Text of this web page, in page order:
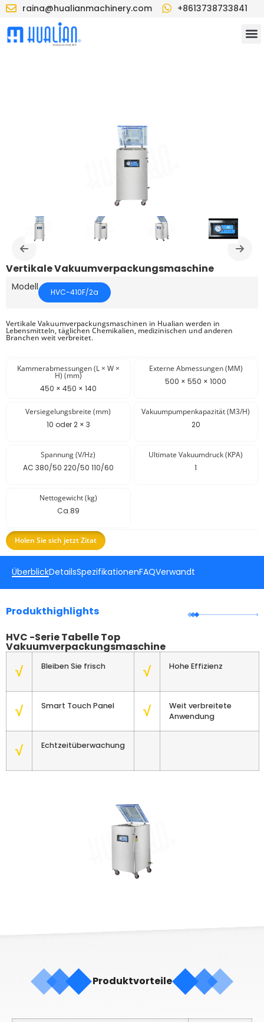
raina@hualianmachinery.com +8613738733841
Vertikale Vakuumverpackungsmaschine
Modell HVC-410F/2a
Vertikale Vakuumverpackungsmaschinen in Hualian werden in
Lebensmitteln, täglichen Chemikalien, medizinischen und anderen
Branchen weit verbreitet.
Kammerabmessungen (L × W ×
H) (mm)
450 × 450 × 140
Externe Abmessungen (MM)
500 × 550 × 1000
Versiegelungsbreite (mm)
10 oder 2 × 3
Vakuumpumpenkapazität (M3/H)
20
Spannung (V/Hz)
AC 380/50 220/50 110/60
Ultimate Vakuumdruck (KPA)
1
Nettogewicht (kg)
Ca.89
Holen Sie sich jetzt Zitat
ÜberblickDetailsSpezifikationenFAQVerwandt
Produkthighlights
HVC -Serie Tabelle Top
Vakuumverpackungsmaschine
√ Bleiben Sie frisch √ Hohe Effizienz
√ Smart Touch Panel √
Weit verbreitete
Anwendung
√ Echtzeitüberwachung
Produktvorteile